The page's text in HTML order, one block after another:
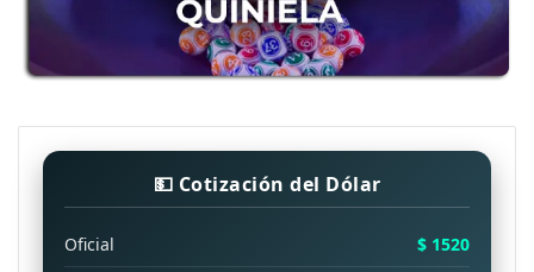
💵 Cotización del Dólar
Oficial
$ 1520